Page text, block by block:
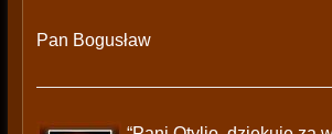
Pan Bogusław